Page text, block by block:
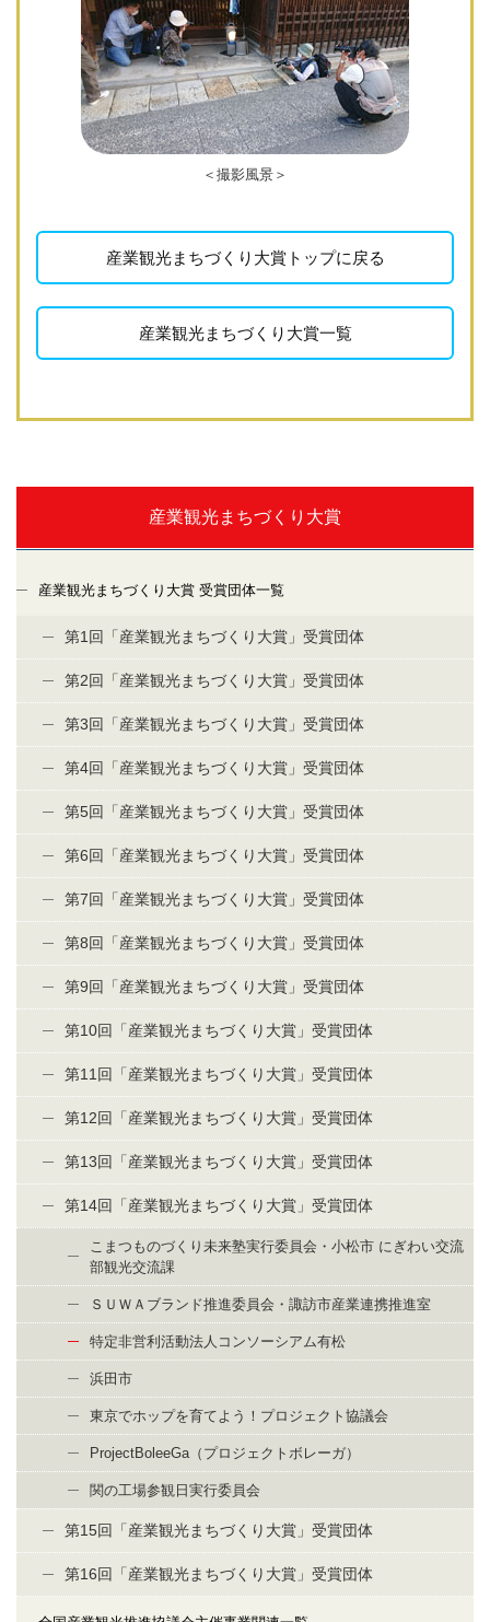
＜撮影風景＞
産業観光まちづくり大賞トップに戻る
産業観光まちづくり大賞一覧
産業観光まちづくり大賞
産業観光まちづくり大賞 受賞団体一覧
第1回「産業観光まちづくり大賞」受賞団体
第2回「産業観光まちづくり大賞」受賞団体
第3回「産業観光まちづくり大賞」受賞団体
第4回「産業観光まちづくり大賞」受賞団体
第5回「産業観光まちづくり大賞」受賞団体
第6回「産業観光まちづくり大賞」受賞団体
第7回「産業観光まちづくり大賞」受賞団体
第8回「産業観光まちづくり大賞」受賞団体
第9回「産業観光まちづくり大賞」受賞団体
第10回「産業観光まちづくり大賞」受賞団体
第11回「産業観光まちづくり大賞」受賞団体
第12回「産業観光まちづくり大賞」受賞団体
第13回「産業観光まちづくり大賞」受賞団体
第14回「産業観光まちづくり大賞」受賞団体
こまつものづくり未来塾実行委員会・小松市 にぎわい交流
部観光交流課
ＳＵＷＡブランド推進委員会・諏訪市産業連携推進室
特定非営利活動法人コンソーシアム有松
浜田市
東京でホップを育てよう！プロジェクト協議会
ProjectBoleeGa（プロジェクトボレーガ）
関の工場参観日実行委員会
第15回「産業観光まちづくり大賞」受賞団体
第16回「産業観光まちづくり大賞」受賞団体